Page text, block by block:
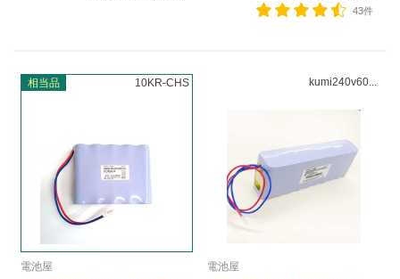
43件
相当品 10KR-CHS
電池屋
kumi240v60...
電池屋